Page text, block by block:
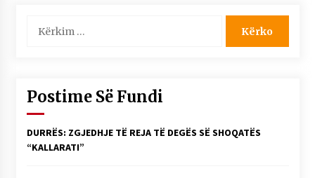
për:
Postime Së Fundi
DURRËS: ZGJEDHJE TË REJA TË DEGËS SË SHOQATËS
“KALLARATI”